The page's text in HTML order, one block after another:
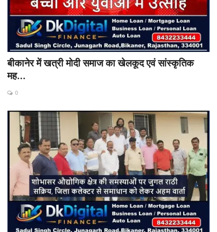
बीकानेर में खत्री मोदी समाज का खेलकूद एवं सांस्कृतिक
मह...
0